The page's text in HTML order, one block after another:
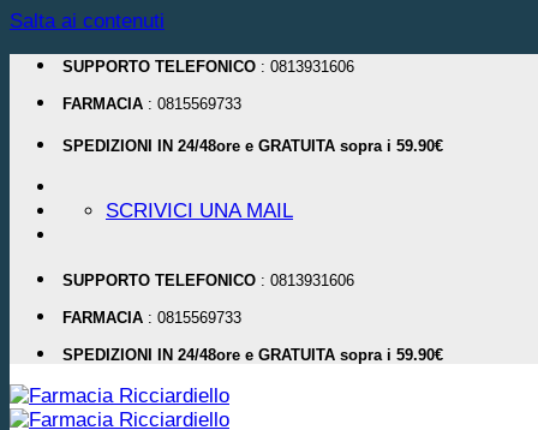
Salta ai contenuti
SUPPORTO TELEFONICO : 0813931606
FARMACIA : 0815569733
SPEDIZIONI IN 24/48ore e GRATUITA sopra i 59.90€
SCRIVICI UNA MAIL
SUPPORTO TELEFONICO : 0813931606
FARMACIA : 0815569733
SPEDIZIONI IN 24/48ore e GRATUITA sopra i 59.90€